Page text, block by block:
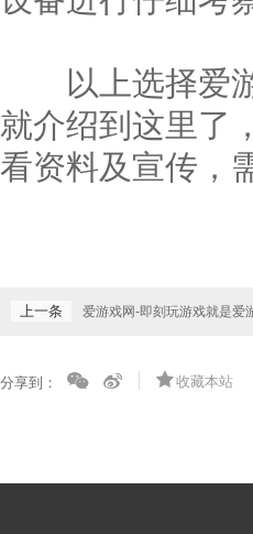
以上选择爱游
就介绍到这里了
看资料及宣传，
上一条 爱游戏网-即刻玩游戏就是爱
分享到： 收藏本站